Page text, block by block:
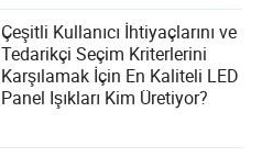
Çeşitli Kullanıcı İhtiyaçlarını ve
Tedarikçi Seçim Kriterlerini
Karşılamak İçin En Kaliteli LED
Panel Işıkları Kim Üretiyor?